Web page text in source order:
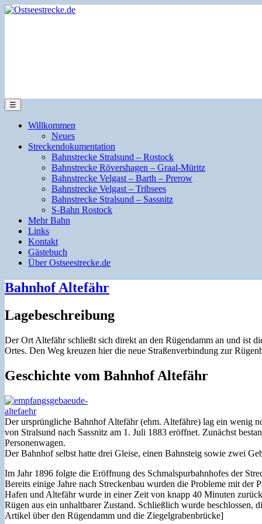
☰
Willkommen
Neues
Streckendokumentation
Bahnstrecke Stralsund – Rostock
Bahnstrecke Rövershagen – Graal-Müritz
Bahnstrecke Velgast – Barth – Prerow
Bahnstrecke Velgast – Tribsees
Bahnstrecke Stralsund – Sassnitz
S-Bahn Rostock
Mehr Bahn
Links
Kontakt
Gästebuch
Über Ostseestrecke.de
Bahnhof Altefähr
Lagebeschreibung
Der Ort Altefähr schließt sich direkt an den Rügendamm an und ist
Ortes. Den Weg kreuzen hier die neue Straßenverbindung zur
Geschichte vom Bahnhof Altefähr
Der ursprüngliche Bahnhof Altefähr (ehm. Altefähre) lag ein wenig
von Stralsund nach Sassnitz am 1. Juli 1883 eröffnet. Zunächst
Personenwagen.
Der Bahnhof selbst hatte drei Gleise, einen Bahnsteig sowie zwei
Im Jahr 1896 folgte die Eröffnung des Schmalspurbahnhofes der
Bereits einige Jahre nach Streckenbau wurden die Probleme mit der
Hafen und Altefähr wurde in einer Zeit von knapp 40 Minuten
Rügen aus ein unhaltbarer Zustand. Schließlich wurde beschlossen,
Artikel über den Rügendamm und die Ziegelgrabenbrücke]